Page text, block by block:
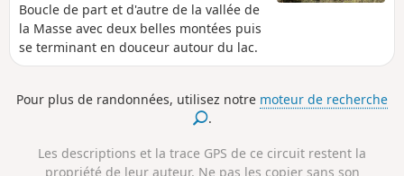
Boucle de part et d'autre de la vallée de
la Masse avec deux belles montées puis
se terminant en douceur autour du lac.
Pour plus de randonnées, utilisez notre moteur de recherche
.
Les descriptions et la trace GPS de ce circuit restent la
propriété de leur auteur. Ne pas les copier sans son